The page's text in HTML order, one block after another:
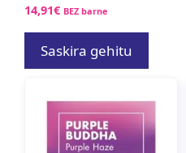
14,91€ BEZ barne
Saskira gehitu